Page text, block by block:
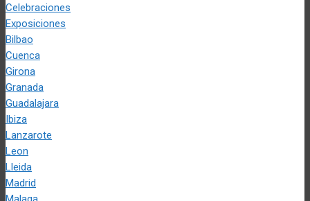
Celebraciones
Exposiciones
Bilbao
Cuenca
Girona
Granada
Guadalajara
Ibiza
Lanzarote
Leon
Lleida
Madrid